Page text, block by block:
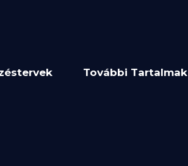
További Tartalmak